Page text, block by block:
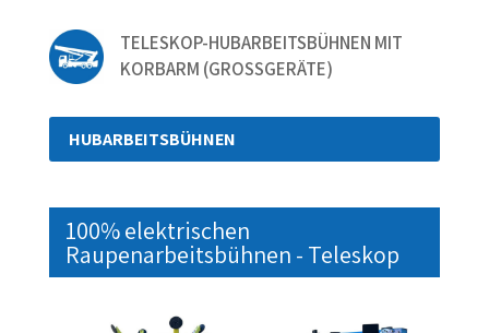
TELESKOP-HUBARBEITSBÜHNEN MIT
KORBARM (GROSSGERÄTE)
HUBARBEITSBÜHNEN
100% elektrischen
Raupenarbeitsbühnen - Teleskop